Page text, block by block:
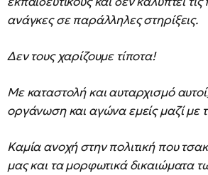
ανάγκες σε παράλληλες στηρίξεις.
Δεν τους χαρίζουμε τίποτα!
Με καταστολή και αυταρχισμό
οργάνωση και αγώνα εμείς μαζί με
Καμία ανοχή στην πολιτική που
μας και τα μορφωτικά δικαιώματα